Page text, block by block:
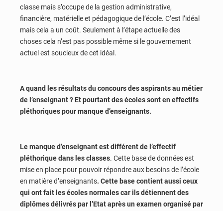
classe mais s’occupe de la gestion administrative,
financière, matérielle et pédagogique de l’école. C’est l’idéal
mais cela a un coût. Seulement à l’étape actuelle des
choses cela n’est pas possible même si le gouvernement
actuel est soucieux de cet idéal.
A quand les résultats du concours des aspirants au métier
de l’enseignant ? Et pourtant des écoles sont en effectifs
pléthoriques pour manque d’enseignants.
Le manque d’enseignant est différent de l’effectif
pléthorique dans les classes. Cette base de données est
mise en place pour pouvoir répondre aux besoins de l’école
en matière d’enseignants. Cette base contient aussi ceux
qui ont fait les écoles normales car ils détiennent des
diplômes délivrés par l’Etat après un examen organisé par